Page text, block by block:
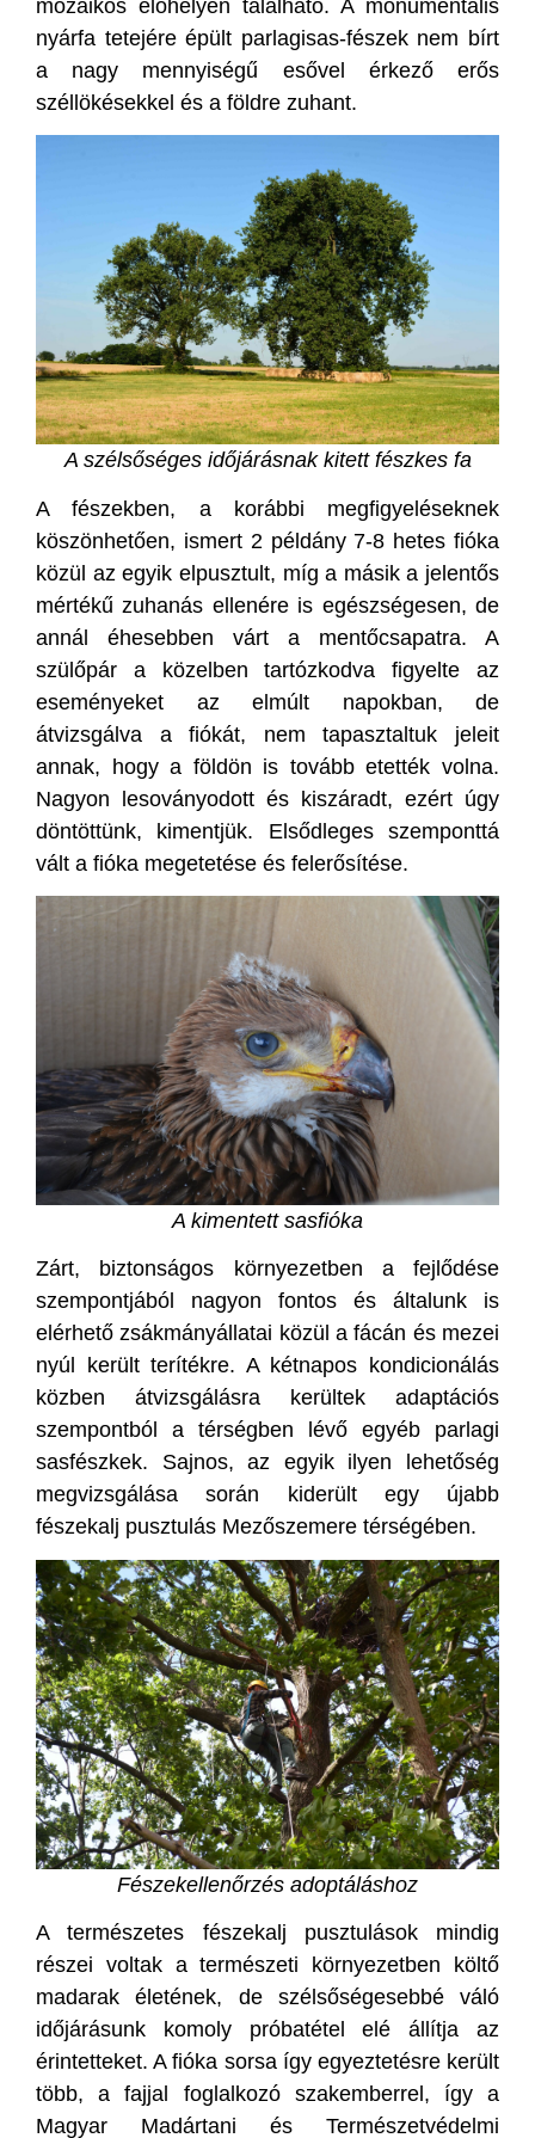
mozaikos élőhelyen található. A monumentális
nyárfa tetejére épült parlagisas-fészek nem bírt
a nagy mennyiségű esővel érkező erős
széllökésekkel és a földre zuhant.
A szélsőséges időjárásnak kitett fészkes fa
A fészekben, a korábbi megfigyeléseknek
köszönhetően, ismert 2 példány 7-8 hetes fióka
közül az egyik elpusztult, míg a másik a jelentős
mértékű zuhanás ellenére is egészségesen, de
annál éhesebben várt a mentőcsapatra. A
szülőpár a közelben tartózkodva figyelte az
eseményeket az elmúlt napokban, de
átvizsgálva a fiókát, nem tapasztaltuk jeleit
annak, hogy a földön is tovább etették volna.
Nagyon lesoványodott és kiszáradt, ezért úgy
döntöttünk, kimentjük. Elsődleges szemponttá
vált a fióka megetetése és felerősítése.
A kimentett sasfióka
Zárt, biztonságos környezetben a fejlődése
szempontjából nagyon fontos és általunk is
elérhető zsákmányállatai közül a fácán és mezei
nyúl került terítékre. A kétnapos kondicionálás
közben átvizsgálásra kerültek adaptációs
szempontból a térségben lévő egyéb parlagi
sasfészkek. Sajnos, az egyik ilyen lehetőség
megvizsgálása során kiderült egy újabb
fészekalj pusztulás Mezőszemere térségében.
Fészekellenőrzés adoptáláshoz
A természetes fészekalj pusztulások mindig
részei voltak a természeti környezetben költő
madarak életének, de szélsőségesebbé váló
időjárásunk komoly próbatétel elé állítja az
érintetteket. A fióka sorsa így egyeztetésre került
több, a fajjal foglalkozó szakemberrel, így a
Magyar Madártani és Természetvédelmi